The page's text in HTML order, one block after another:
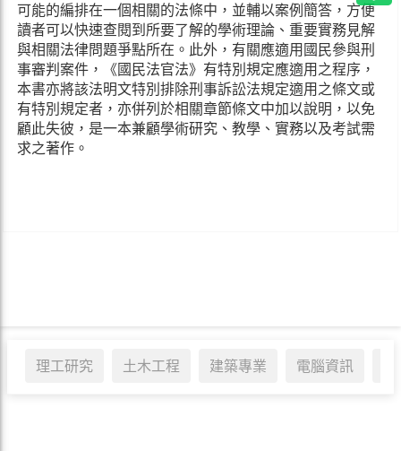
理工研究 土木工程 建築專業 電腦資訊
可能的編排在一個相關的法條中，並輔以案例簡答，方便
讀者可以快速查閱到所要了解的學術理論、重要實務見解
與相關法律問題爭點所在。此外，有關應適用國民參與刑
事審判案件，《國民法官法》有特別規定應適用之程序，
本書亦將該法明文特別排除刑事訴訟法規定適用之條文或
有特別規定者，亦併列於相關章節條文中加以說明，以免
顧此失彼，是一本兼顧學術研究、教學、實務以及考試需
求之著作。